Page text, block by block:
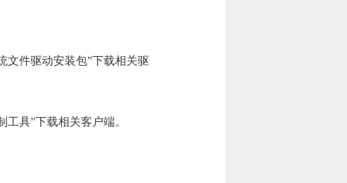
文件驱动安装包”下载相关驱
具”下载相关客户端。